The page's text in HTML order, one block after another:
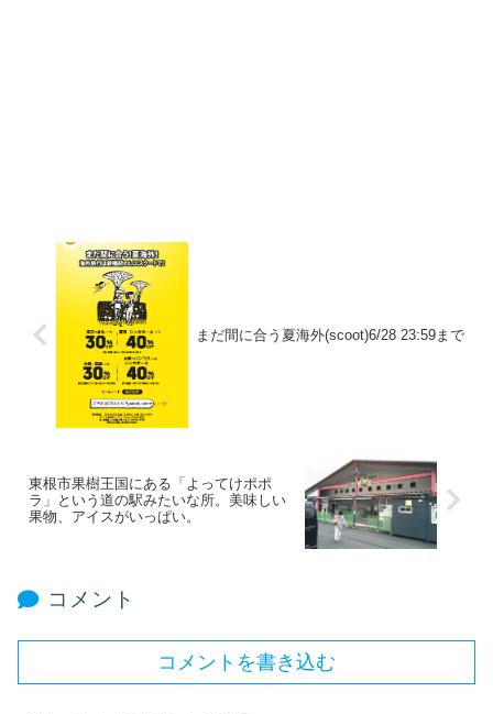
まだ間に合う夏海外(scoot)6/28 23:59まで
東根市果樹王国にある「よってけポポ
ラ」という道の駅みたいな所。美味しい
果物、アイスがいっぱい。
コメント
コメントを書き込む